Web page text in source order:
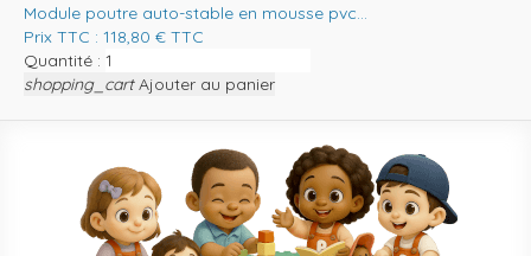
Module poutre auto-stable en mousse pvc...
Prix TTC : 118,80 € TTC
Quantité :
shopping_cart Ajouter au panier